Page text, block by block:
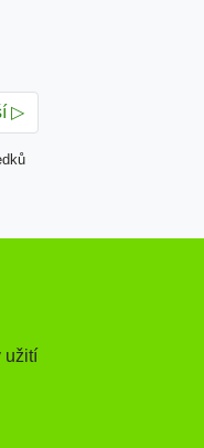
▷
užití